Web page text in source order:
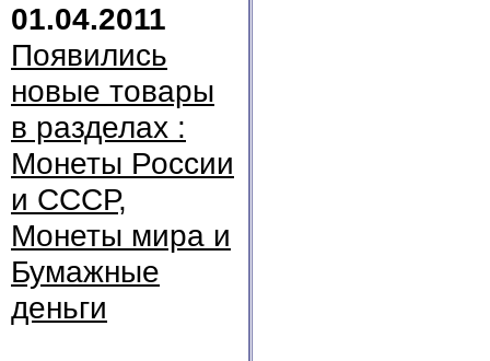
01.04.2011
Появились
новые товары
в разделах :
Монеты России
и СССР,
Монеты мира и
Бумажные
деньги